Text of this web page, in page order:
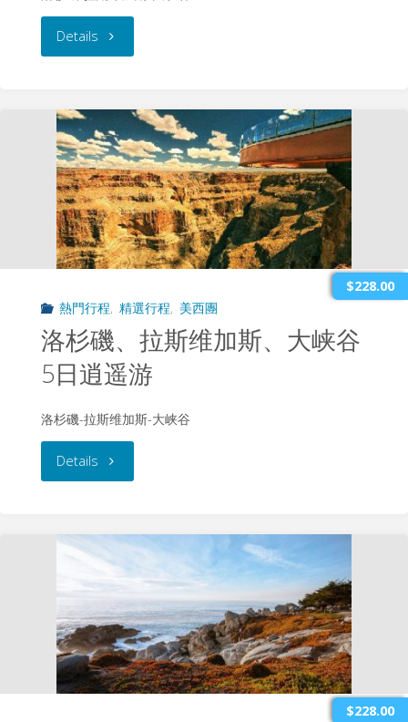
Details "洛
磯、
拉
斯
维
加
斯、
大
峡
谷
遥
游"
$228.00
熱門行程, 精選行程, 美西團
洛杉磯、拉斯维加斯、大峡谷
5日逍遥游
洛杉磯-拉斯维加斯-大峡谷
Details "洛
磯、
斯
维
加
$228.00